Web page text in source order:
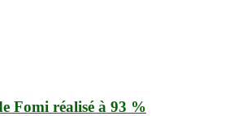
Fomi réalisé à 93 %